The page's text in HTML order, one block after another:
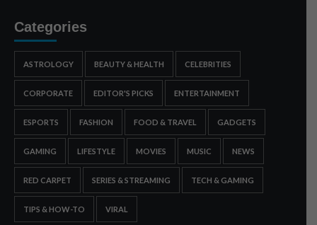
Categories
ASTROLOGY BEAUTY & HEALTH CELEBRITIES
CORPORATE EDITOR'S PICKS ENTERTAINMENT
ESPORTS FASHION FOOD & TRAVEL GADGETS
GAMING LIFESTYLE MOVIES MUSIC NEWS
RED CARPET SERIES & STREAMING TECH & GAMING
TIPS & HOW-TO VIRAL